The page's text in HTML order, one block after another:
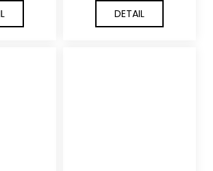
DETAIL